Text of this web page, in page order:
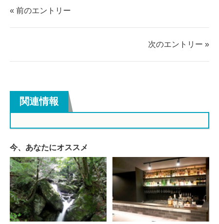
す
す
« 前のエントリー
次のエントリー »
関連情報
今、あなたにオススメ